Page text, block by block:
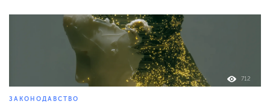
712
ЗАКОНОДАВСТВО